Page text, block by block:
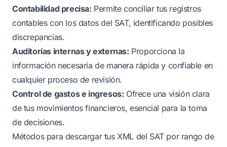
Contabilidad precisa: Permite conciliar tus registros
contables con los datos del SAT, identificando posibles
discrepancias.
Auditorías internas y externas: Proporciona la
información necesaria de manera rápida y confiable en
cualquier proceso de revisión.
Control de gastos e ingresos: Ofrece una visión clara
de tus movimientos financieros, esencial para la toma
de decisiones.
Métodos para descargar tus XML del SAT por rango de